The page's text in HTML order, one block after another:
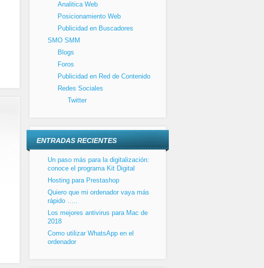
Analitica Web
Posicionamiento Web
Publicidad en Buscadores
SMO SMM
Blogs
Foros
Publicidad en Red de Contenido
Redes Sociales
Twitter
ENTRADAS RECIENTES
Un paso más para la digitalización:
conoce el programa Kit Digital
Hosting para Prestashop
Quiero que mi ordenador vaya más
rápido …..
Los mejores antivirus para Mac de
2018
Como utilizar WhatsApp en el
ordenador